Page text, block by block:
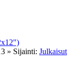
» Sijainti: Julkaisut